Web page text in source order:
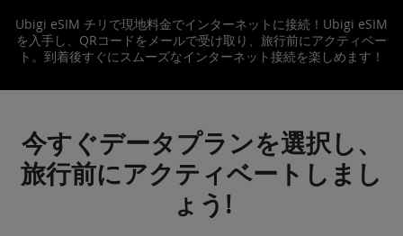
Ubigi eSIM チリで現地料金でインターネットに接続！Ubigi eSIM
を入手し、QRコードをメールで受け取り、旅行前にアクティベー
ト。到着後すぐにスムーズなインターネット接続を楽しめます！
今すぐデータプランを選択し、
旅行前にアクティベートしまし
ょう!